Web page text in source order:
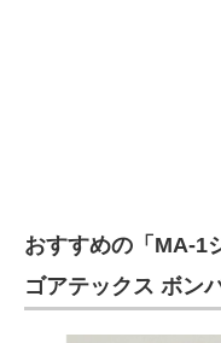
おすすめの「MA-1
ゴアテックス ボン